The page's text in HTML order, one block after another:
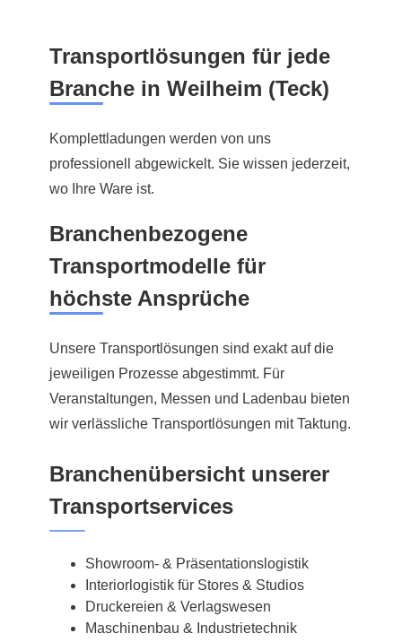
Transportlösungen für jede
Branche in Weilheim (Teck)
Komplettladungen werden von uns
professionell abgewickelt. Sie wissen jederzeit,
wo Ihre Ware ist.
Branchenbezogene
Transportmodelle für
höchste Ansprüche
Unsere Transportlösungen sind exakt auf die
jeweiligen Prozesse abgestimmt. Für
Veranstaltungen, Messen und Ladenbau bieten
wir verlässliche Transportlösungen mit Taktung.
Branchenübersicht unserer
Transportservices
Showroom- & Präsentationslogistik
Interiorlogistik für Stores & Studios
Druckereien & Verlagswesen
Maschinenbau & Industrietechnik